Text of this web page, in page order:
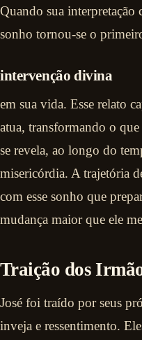
Quando sua interpretação
sonho tornou-se o
intervenção divina
em sua vida. Esse relato
atua, transformando o
se revela, ao longo do
misericórdia. A trajetória
com esse sonho que
mudança maior que ele
Traição dos
José foi traído por seus
inveja e ressentimento.